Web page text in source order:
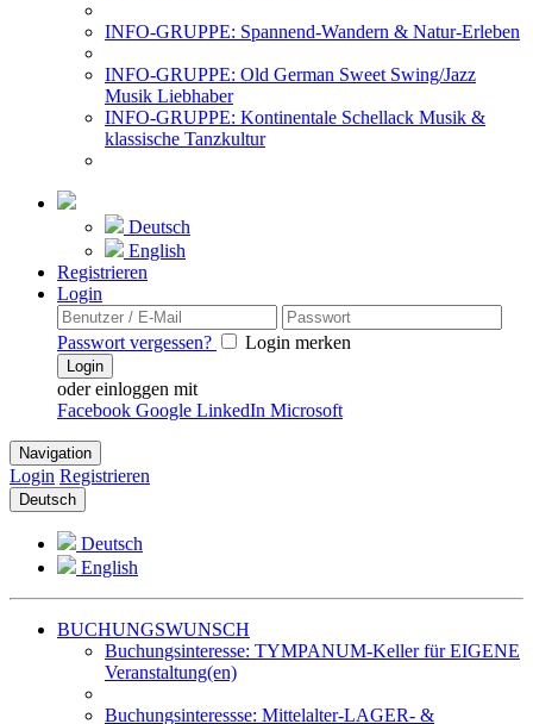
INFO-GRUPPE: Spannend-Wandern & Natur-Erleben
INFO-GRUPPE: Old German Sweet Swing/Jazz
Musik Liebhaber
INFO-GRUPPE: Kontinentale Schellack Musik &
klassische Tanzkultur
Deutsch
English
Registrieren
Login
Passwort vergessen? Login merken
Login
oder einloggen mit
Facebook Google LinkedIn Microsoft
Navigation
Login Registrieren
Deutsch
Deutsch
English
BUCHUNGSWUNSCH
Buchungsinteresse: TYMPANUM-Keller für EIGENE
Veranstaltung(en)
Buchungsinteressse: Mittelalter-LAGER- &